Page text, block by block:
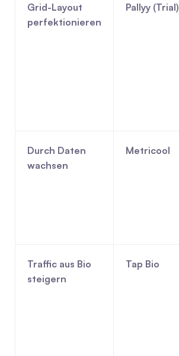
Grid-Layout
perfektionieren
Pallyy (Trial)
Durch Daten
wachsen
Metricool
Traffic aus Bio
steigern
Tap Bio